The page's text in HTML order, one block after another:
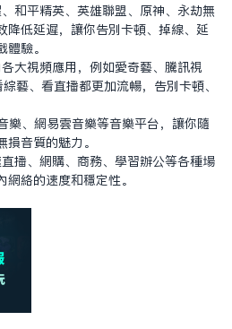
和平精英、英雄联盟、原神、永劫无
降低延迟，让你告别卡顿、掉线、延
验。
大视频应用，例如爱奇艺、腾讯视
艺、看直播都更加流畅，告别卡顿、
乐、网易云音乐等音乐平台，让你随
音质的魅力。
播、网购、商务、学习办公等各种场
络的速度和稳定性。